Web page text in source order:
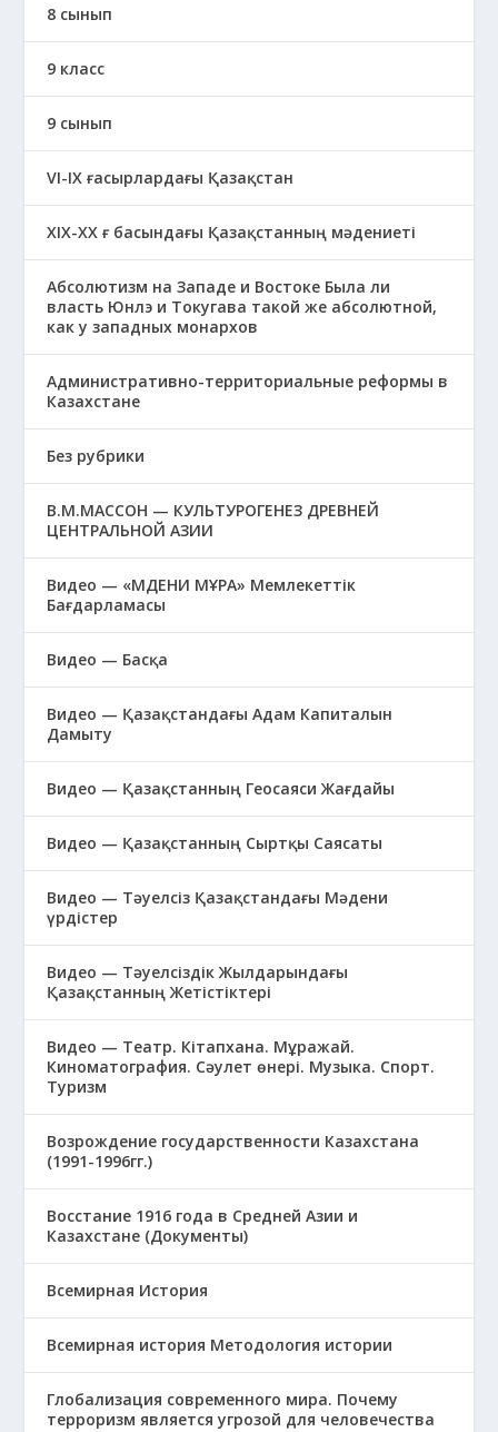
8 сынып
9 класс
9 сынып
VI-IX ғасырлардағы Қазақстан
XIХ-XX ғ басындағы Қазақстанның мәдениеті
Абсолютизм на Западе и Востоке Была ли
власть Юнлэ и Токугава такой же абсолютной,
как у западных монархов
Административно-территориальные реформы в
Казахстане
Без рубрики
В.М.МАССОН — КУЛЬТУРОГЕНЕЗ ДРЕВНЕЙ
ЦЕНТРАЛЬНОЙ АЗИИ
Видео — «МӘДЕНИ МҰРА» Мемлекеттік
Бағдарламасы
Видео — Басқа
Видео — Қазақстандағы Адам Капиталын
Дамыту
Видео — Қазақстанның Геосаяси Жағдайы
Видео — Қазақстанның Сыртқы Саясаты
Видео — Тәуелсіз Қазақстандағы Мәдени
үрдістер
Видео — Тәуелсіздік Жылдарындағы
Қазақстанның Жетістіктері
Видео — Театр. Кітапхана. Мұражай.
Киноматография. Сәулет өнері. Музыка. Спорт.
Туризм
Возрождение государственности Казахстана
(1991-1996гг.)
Восстание 1916 года в Средней Азии и
Казахстане (Документы)
Всемирная История
Всемирная история Методология истории
Глобализация современного мира. Почему
терроризм является угрозой для человечества